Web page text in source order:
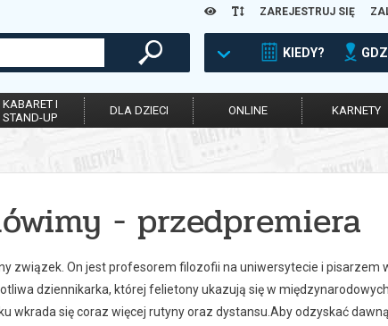
ZAREJESTRUJ SIĘ
KIEDY?
KABARET I
STAND-UP
DLA DZIECI ONLINE KARNETY
- przedpremiera
związek. On jest profesorem filozofii na uniwersytecie i pisarzem
dziennikarka, której felietony ukazują się w
wkrada się coraz więcej rutyny oraz dystansu.Aby odzyskać